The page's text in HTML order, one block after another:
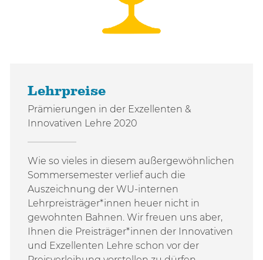
Lehrpreise
Prämierungen in der Exzellenten &
Innovativen Lehre 2020
Wie so vieles in diesem außergewöhnlichen
Sommersemester verlief auch die
Auszeichnung der WU-internen
Lehrpreisträger*innen heuer nicht in
gewohnten Bahnen. Wir freuen uns aber,
Ihnen die Preisträger*innen der Innovativen
und Exzellenten Lehre schon vor der